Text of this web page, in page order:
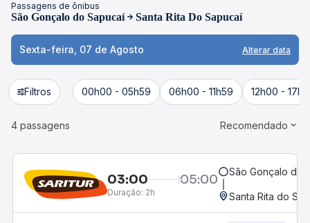
Passagens de ônibus
São Gonçalo do Sapucaí Santa Rita Do Sapucaí
Sexta-feira, 07 de Agosto Alterar data
Filtros 00h00 - 05h59 06h00 - 11h59 12h00 -
4 passagens Recomendado
03:00 05:00
Duração: 2h
São Gonçalo do
Santa Rita do